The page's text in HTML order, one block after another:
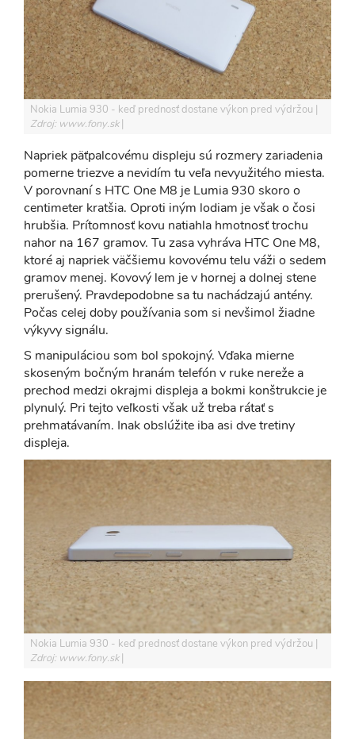
Nokia Lumia 930 - keď prednosť dostane výkon pred výdržou
Zdroj: www.fony.sk
Napriek päťpalcovému displeju sú rozmery zariadenia
pomerne triezve a nevidím tu veľa nevyužitého miesta.
V porovnaní s HTC One M8 je Lumia 930 skoro o
centimeter kratšia. Oproti iným lodiam je však o čosi
hrubšia. Prítomnosť kovu natiahla hmotnosť trochu
nahor na 167 gramov. Tu zasa vyhráva HTC One M8,
ktoré aj napriek väčšiemu kovovému telu váži o sedem
gramov menej. Kovový lem je v hornej a dolnej stene
prerušený. Pravdepodobne sa tu nachádzajú antény.
Počas celej doby používania som si nevšimol žiadne
výkyvy signálu.
S manipuláciou som bol spokojný. Vďaka mierne
skoseným bočným hranám telefón v ruke nereže a
prechod medzi okrajmi displeja a bokmi konštrukcie je
plynulý. Pri tejto veľkosti však už treba rátať s
prehmatávaním. Inak obslúžite iba asi dve tretiny
displeja.
Nokia Lumia 930 - keď prednosť dostane výkon pred výdržou
Zdroj: www.fony.sk